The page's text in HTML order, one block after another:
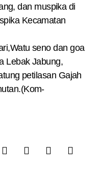
dan muspika di
Kecamatan
seno dan goa
Lebak Jabung,
petilasan Gajah